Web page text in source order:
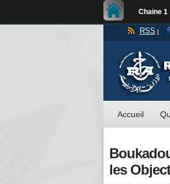
Chaine 1
RSS
Accueil
les